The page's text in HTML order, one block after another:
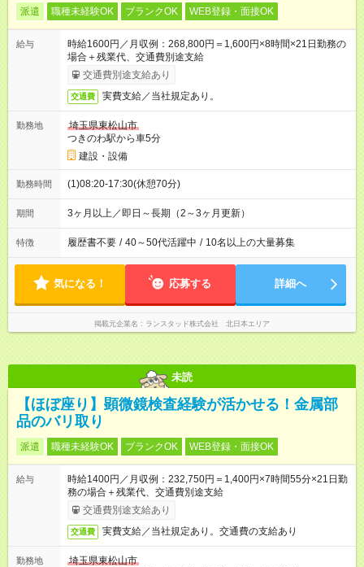
派遣 職種未経験OK ブランクOK WEB登録・面接OK
給与
時給1600円／月収例：268,800円＝1,600円×8時間×21日勤務の
場合＋残業代、交通費別途支給
交通費別途支給あり
交通費 実費支給／当社規定あり。
勤務地
埼玉県東松山市
つきのわ駅から車5分
建設・設備
勤務時間 (1)08:20-17:30(休憩70分)
期間 3ヶ月以上／即日～長期（2～3ヶ月更新）
特徴 履歴書不要 / 40～50代活躍中 / 10名以上の大量募集
気になる！ 応募する 詳細へ
掲載元企業名 ランスタッド株式会社 北日本エリア
未読
【ほぼ座り】顕微鏡検査経験が活かせる！金属部
品のバリ取り
派遣 職種未経験OK ブランクOK WEB登録・面接OK
給与
時給1400円／月収例：232,750円＝1,400円×7時間55分×21日勤
務の場合＋残業代、交通費別途支給
交通費別途支給あり
交通費 実費支給／当社規定あり。交通費の支給あり
勤務地
埼玉県東松山市